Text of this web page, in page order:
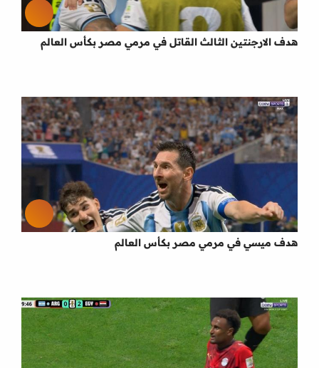
هدف الارجنتين الثالث القاتل في مرمي مصر بكأس العالم
هدف ميسي في مرمي مصر بكأس العالم